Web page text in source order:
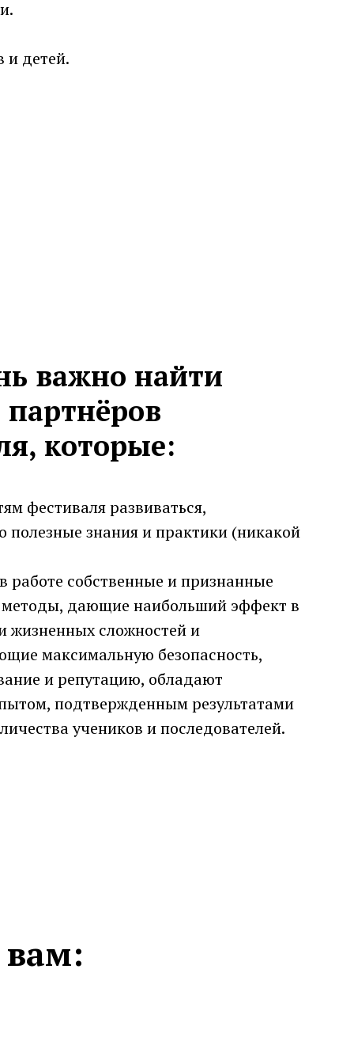
и детей.
важно найти
которые:
фестиваля развиваться,
полезные знания и практики (никакой
работе собственные и признанные
дающие наибольший эффект в
жизненных сложностей и
максимальную безопасность,
и репутацию, обладают
подтвержденным результатами
учеников и последователей.
вам: